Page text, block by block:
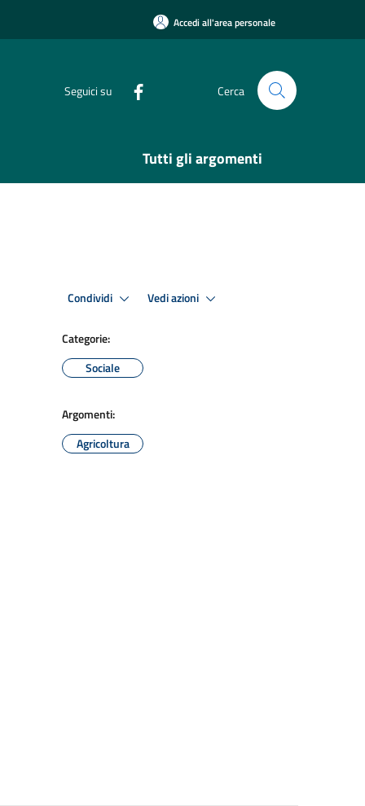
Accedi all'area personale
Seguici su Cerca
Tutti gli argomenti
Condividi Vedi azioni
Categorie:
Sociale
Argomenti:
Agricoltura